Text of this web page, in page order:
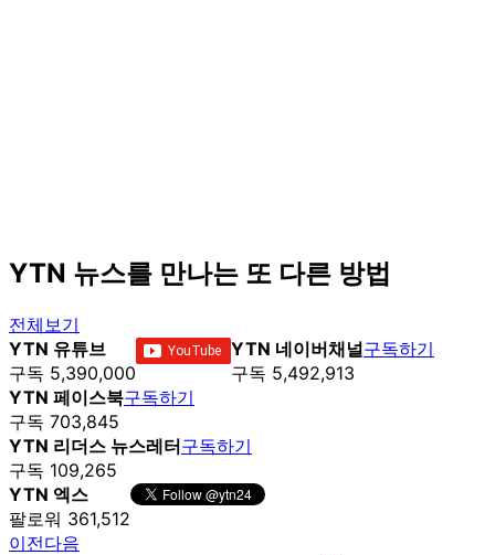
YTN 뉴스를 만나는 또 다른 방법
전체보기
YTN 유튜브
구독 5,390,000
YTN 네이버채널
구독 5,492,913
구독하기
YTN 페이스북
구독 703,845
구독하기
YTN 리더스 뉴스레터
구독 109,265
구독하기
YTN 엑스
팔로워 361,512
이전다음